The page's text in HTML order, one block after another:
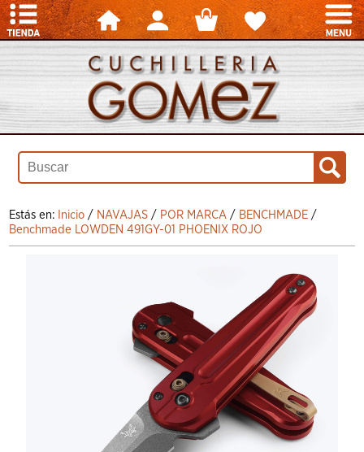
Estás en: Inicio / NAVAJAS / POR MARCA / BENCHMADE /
Benchmade LOWDEN 491GY-01 PHOENIX ROJO